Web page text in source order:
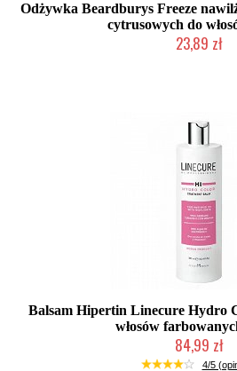
Odżywka Beardburys Freeze
cytrusowych do
23,89 zł
Balsam Hipertin Linecure Hydro
włosów
84,99 zł
Duża ilość (wysyłka w
4/5